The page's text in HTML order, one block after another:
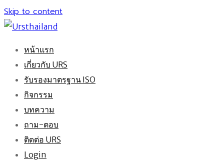
Skip to content
หน้าแรก
เกี่ยวกับ URS
รับรองมาตรฐาน ISO
กิจกรรม
บทความ
ถาม-ตอบ
ติดต่อ URS
Login